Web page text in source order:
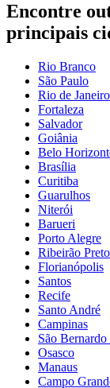
Encontre
principais
Rio Branco
São Paulo
Rio de Janeiro
Fortaleza
Salvador
Goiânia
Belo
Brasília
Curitiba
Guarulhos
Niterói
Barueri
Porto Alegre
Ribeirão Preto
Florianópolis
Santos
Recife
Santo André
Campinas
São
Osasco
Manaus
Campo